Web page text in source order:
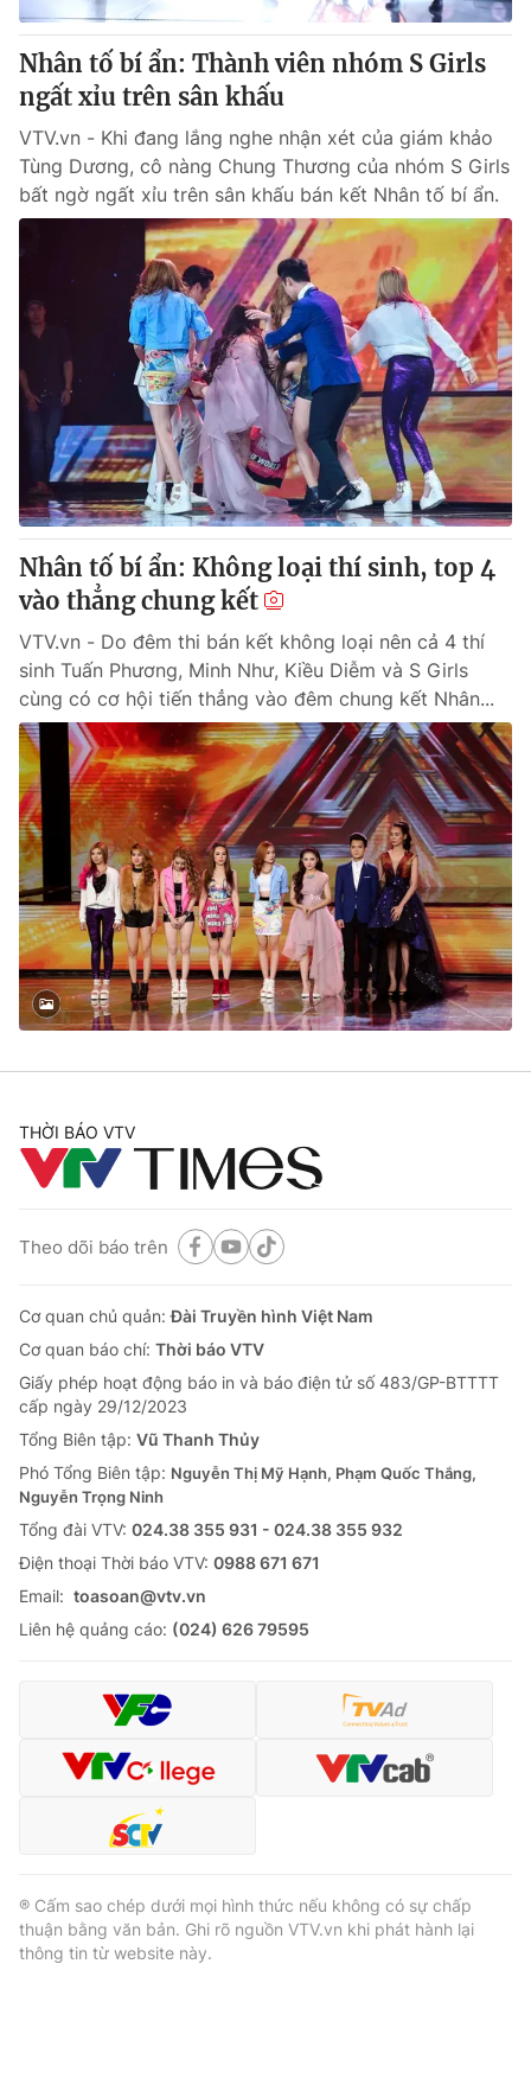
Giấy phép hoạt động báo in và báo điện tử số 483/GP-BTTTT
cấp ngày 29/12/2023
Tổng Biên tập:Vũ Thanh Thủy
Phó Tổng Biên tập:
Nguyễn Trọng Ninh
Tổng đài VTV:024.38 355 931 - 024.38 355 932
Ðiện thoại Thời báo VTV: 024.66 897 897
toasoan@vtv.vn
Liên hệ quảng cáo:024-7300.7108
® Cấm sao chép dưới mọi hình thức nếu không có sự chấp
thông tin từ website này.
Nhân tố bí ẩn: Thành viên nhóm S Girls
ngất xỉu trên sân khấu
VTV.vn - Khi đang lắng nghe nhận xét của giám khảo
Tùng Dương, cô nàng Chung Thương của nhóm S Girls
bất ngờ ngất xỉu trên sân khấu bán kết Nhân tố bí ẩn.
Nhân tố bí ẩn: Không loại thí sinh, top 4
vào thẳng chung kết
VTV.vn - Do đêm thi bán kết không loại nên cả 4 thí
sinh Tuấn Phương, Minh Như, Kiều Diễm và S Girls
cùng có cơ hội tiến thẳng vào đêm chung kết Nhân...
THỜI BÁO VTV
Theo dõi báo trên
Cơ quan chủ quản:Đài Truyền hình Việt Nam
Cơ quan báo chí: Thời báo VTV
Giấy phép hoạt động báo in và báo điện tử số 483/GP-BTTTT
cấp ngày 29/12/2023
Tổng Biên tập: Vũ Thanh Thủy
Phó Tổng Biên tập: Nguyễn Thị Mỹ Hạnh, Phạm Quốc Thắng,
Nguyễn Trọng Ninh
Tổng đài VTV: 024.38 355 931 - 024.38 355 932
Ðiện thoại Thời báo VTV: 0988 671 671
Email: toasoan@vtv.vn
Liên hệ quảng cáo: (024) 626 79595
® Cấm sao chép dưới mọi hình thức nếu không có sự chấp
thuận bằng văn bản. Ghi rõ nguồn VTV.vn khi phát hành lại
thông tin từ website này.